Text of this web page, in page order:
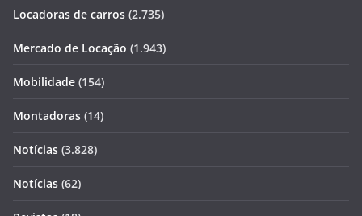
Locadoras de carros (2.735)
Mercado de Locação (1.943)
Mobilidade (154)
Montadoras (14)
Notícias (3.828)
Notícias (62)